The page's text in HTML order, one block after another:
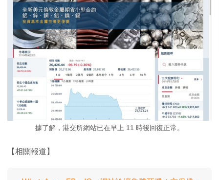
據了解，港交所網站已在早上 11 時後回復正常。
【相關報道】